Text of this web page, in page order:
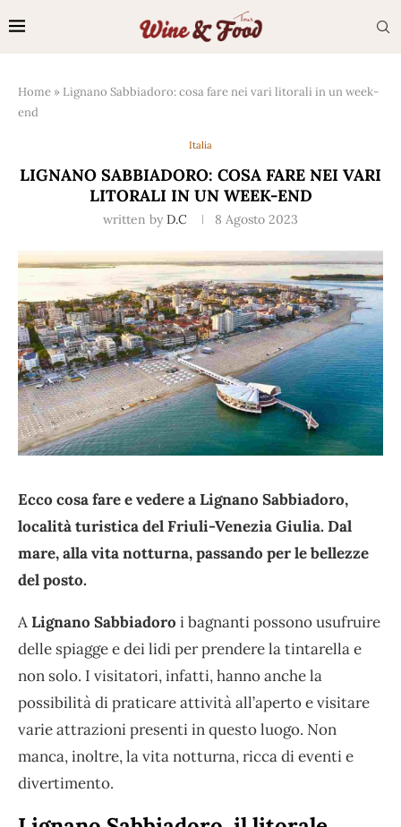
Home » Lignano Sabbiadoro: cosa fare nei vari litorali in un week-
end
Italia
LIGNANO SABBIADORO: COSA FARE NEI VARI
LITORALI IN UN WEEK-END
written by D.C 8 Agosto 2023
Ecco cosa fare e vedere a Lignano Sabbiadoro,
località turistica del Friuli-Venezia Giulia. Dal
mare, alla vita notturna, passando per le bellezze
del posto.
ALignano Sabbiadoro i bagnanti possono usufruire
delle spiagge e dei lidi per prendere la tintarella e
non solo. I visitatori, infatti, hanno anche la
possibilità di praticare attività all’aperto e visitare
varie attrazioni presenti in questo luogo. Non
manca, inoltre, la vita notturna, ricca di eventi e
divertimento.